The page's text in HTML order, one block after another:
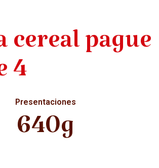
cereal pague
4
Presentaciones
640g